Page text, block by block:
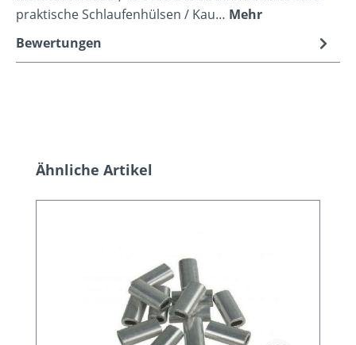
praktische Schlaufenhülsen / Kau… Mehr
Bewertungen
Produktgalerie überspringen
Ähnliche Artikel